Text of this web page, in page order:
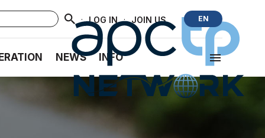
· LOG IN · JOIN US EN
NEWS INFO